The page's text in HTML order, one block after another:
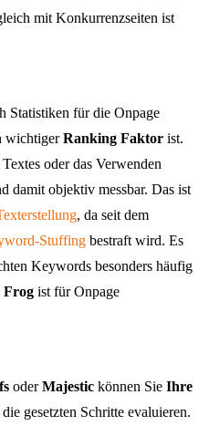
mit Konkurrenzseiten ist
Statistiken für die Onpage
wichtigerRanking Faktor ist.
oder das Verwenden
damit objektiv messbar. Das ist
, da seit dem
Stuffing bestraft wird. Es
Keywords besonders häufig
Frog ist für Onpage
oderMajestic können Sie Ihre
gesetzten Schritte evaluieren.